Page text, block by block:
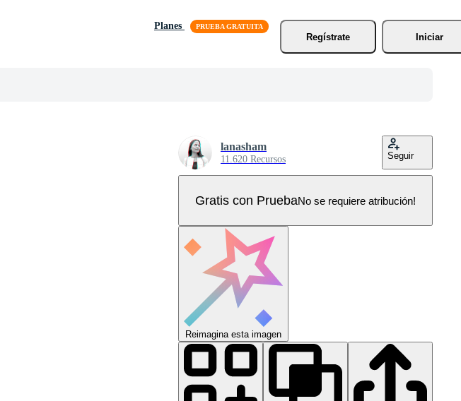
Planes
Regístrate
Iniciar
lanasham
11.620 Recursos Seguir
Gratis con PruebaNo se requiere atribución!
Reimagina esta imagen